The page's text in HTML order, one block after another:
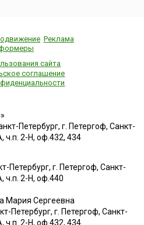
Реклама
сайта
соглашение
Петербург, г. Петергоф, Санкт-
ч.п. 2-Н, оф.432, 434
Петербург, г. Петергоф, Санкт-
ч.п. 2-Н, оф.440
Мария Сергеевна
Петербург, г. Петергоф, Санкт-
ч.п. 2-Н, оф.432, 434